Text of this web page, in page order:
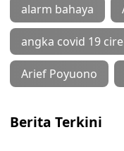
alarm bahaya
angka covid 19
Arief Poyuono
Berita Terkini